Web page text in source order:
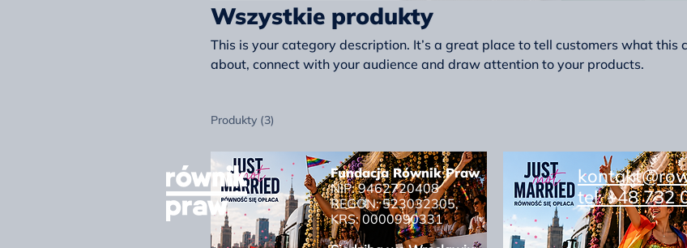
Wszystkie produkty
This is your category description. It’s a great place to tell customers what this
about, connect with your audience and draw attention to your products.
Produkty (3)
Fundacja Równik Praw
NIP: 9462720408
REGON: 523032305,
KRS: 0000990331
tel: +48 732